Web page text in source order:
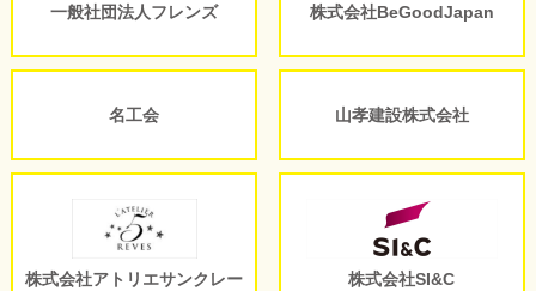
一般社団法人フレンズ 株式会社BeGoodJapan
名工会 山孝建設株式会社
株式会社アトリエサンクレー
株式会社SI&C